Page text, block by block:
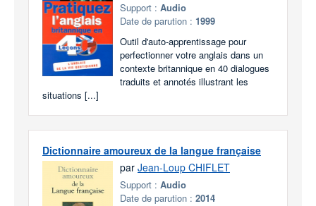
Support : Audio
Date de parution : 1999
Outil d'auto-apprentissage pour
perfectionner votre anglais dans un
contexte britannique en 40 dialogues
traduits et annotés illustrant les
situations [...]
Dictionnaire amoureux de la langue française
par Jean-Loup CHIFLET
Support : Audio
Date de parution : 2014